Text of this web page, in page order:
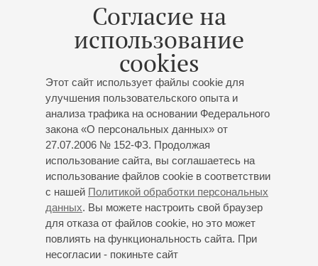
Согласие на
использование
cookies
Этот сайт использует файлы cookie для
улучшения пользовательского опыта и
анализа трафика на основании Федерального
закона «О персональных данных» от
27.07.2006 № 152-ФЗ. Продолжая
использование сайта, вы соглашаетесь на
использование файлов cookie в соответствии
с нашей Политикой обработки персональных
данных. Вы можете настроить свой браузер
для отказа от файлов cookie, но это может
повлиять на функциональность сайта. При
несогласии - покиньте сайт
Большой зал
Мажара. Мировая премьера
сочинения для
симфонического оркестра
Концерт 8-го абонемента «Классика. Новое
Академический симфонический оркестр
филармонии
Димитрис Ботинис
(Греция/Россия);
- фортепиано; Ярослав Тимофеев
ведущий
Мажара: Сочинение для симфонического оркестра
(мировая премьера, заказ Санкт-Петербургской
филармонии) ;Рахманинов: Рапсодия на тему
Паганини для фортепиано с оркестром;